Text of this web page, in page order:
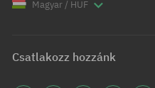
Magyar / HUF
Csatlakozz hozzánk